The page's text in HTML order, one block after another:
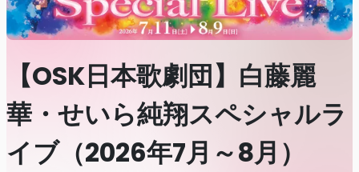
【OSK日本歌劇団】白藤麗
華・せいら純翔スペシャルラ
イブ（2026年7月～8月）